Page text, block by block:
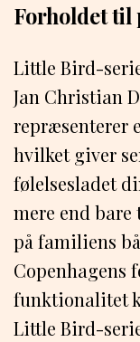
Forholdet
Little Bird-
Jan Christian
repræsenterer
hvilket giver
følelsesladet
mere end
på familiens
Copenhagens
funktionalitet
Little Bird-